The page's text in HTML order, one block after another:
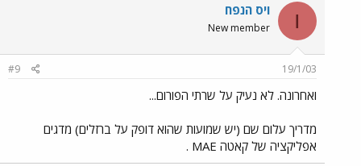
ו ויס הנפח
New member
19/1/03
#9
ואחרונה. לא נעיק על שרתי הפורום...
מדריך עלום שם (יש שמועות שהוא דופק על ברזלים) מדגים
אפליקציה של קאטה MAE .